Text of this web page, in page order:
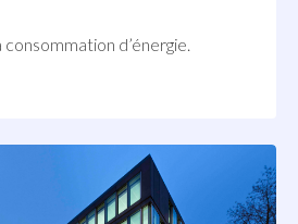
consommation d’énergie.